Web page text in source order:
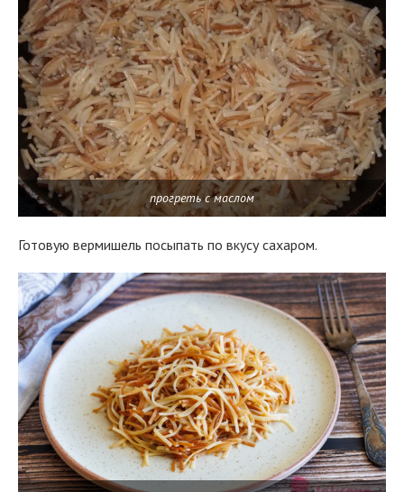
прогреть с маслом
Готовую вермишель посыпать по вкусу сахаром.